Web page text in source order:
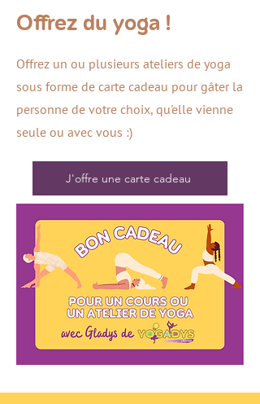
Offrez du yoga !
Offrez un ou plusieurs ateliers de yoga
sous forme de carte cadeau pour gâter la
personne de votre choix, qu'elle vienne
seule ou avec vous :)
J'offre une carte cadeau